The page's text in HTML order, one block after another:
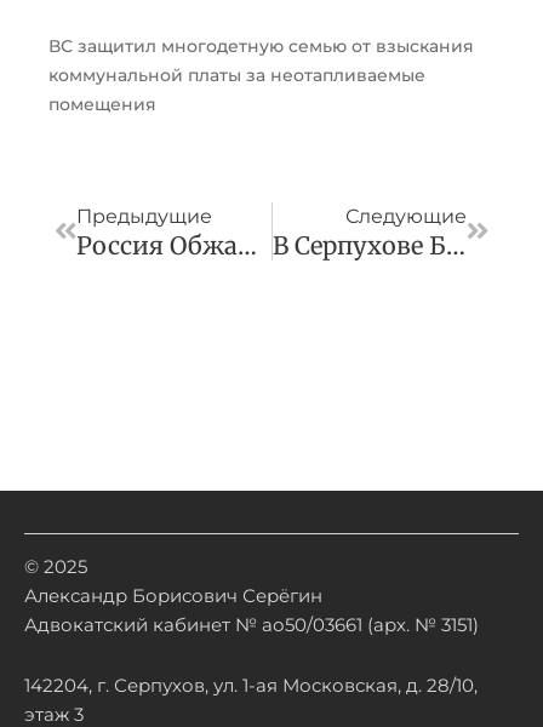
ВС защитил многодетную семью от взыскания
коммунальной платы за неотапливаемые
помещения
Предыдущие
Россия Обжалует Решение Суда Амстердама По Спору С Экс-Акционерами
Следующие
В Серпухове Борются С Вандализмом На Автобусных Остановках
© 2025
Александр Борисович Серёгин
Адвокатский кабинет № ао50/03661 (арх. № 3151)
142204, г. Серпухов, ул. 1-ая Московская, д. 28/10,
этаж 3